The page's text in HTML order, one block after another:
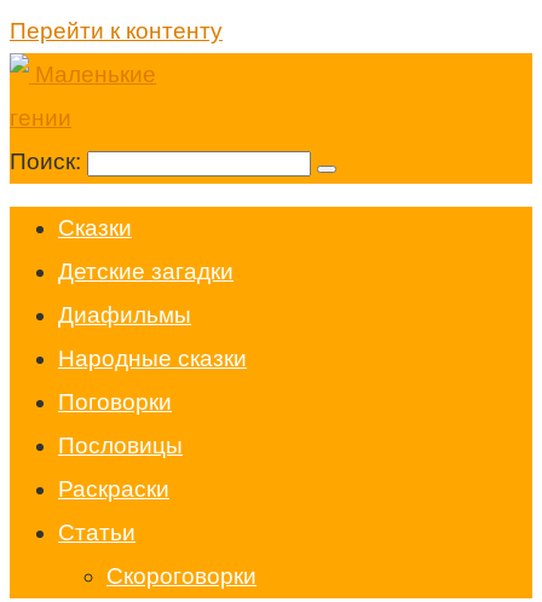
Перейти к контенту
Поиск:
Cказки
Детские загадки
Диафильмы
Народные сказки
Поговорки
Пословицы
Раскраски
Статьи
Скороговорки